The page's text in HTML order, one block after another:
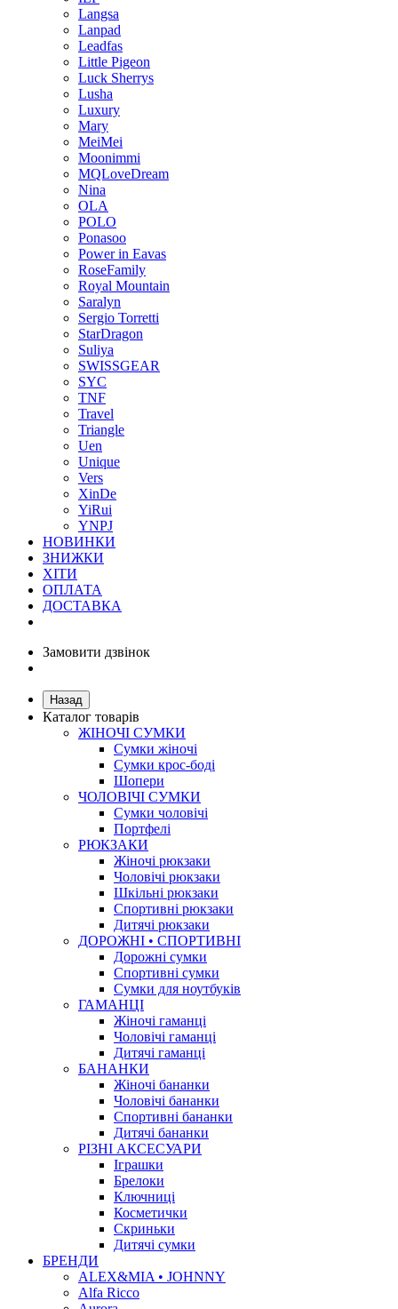
Langsa
Lanpad
Leadfas
Little Pigeon
Luck Sherrys
Lusha
Luxury
Mary
MeiMei
Moonimmi
MQLoveDream
Nina
OLA
POLO
Ponasoo
Power in Eavas
RoseFamily
Royal Mountain
Saralyn
Sergio Torretti
StarDragon
Suliya
SWISSGEAR
SYC
TNF
Travel
Triangle
Uen
Unique
Vers
XinDe
YiRui
YNPJ
НОВИНКИ
ЗНИЖКИ
ХІТИ
ОПЛАТА
ДОСТАВКА
Замовити дзвінок
Назад
Каталог товарів
ЖІНОЧІ СУМКИ
Сумки жіночі
Сумки крос-боді
Шопери
ЧОЛОВІЧІ СУМКИ
Сумки чоловічі
Портфелі
РЮКЗАКИ
Жіночі рюкзаки
Чоловічі рюкзаки
Шкільні рюкзаки
Спортивні рюкзаки
Дитячі рюкзаки
ДОРОЖНІ • СПОРТИВНІ
Дорожні сумки
Спортивні сумки
Сумки для ноутбуків
ГАМАНЦІ
Жіночі гаманці
Чоловічі гаманці
Дитячі гаманці
БАНАНКИ
Жіночі бананки
Чоловічі бананки
Спортивні бананки
Дитячі бананки
РІЗНІ АКСЕСУАРИ
Іграшки
Брелоки
Ключниці
Косметички
Скриньки
Дитячі сумки
БРЕНДИ
ALEX&MIA • JOHNNY
Alfa Ricco